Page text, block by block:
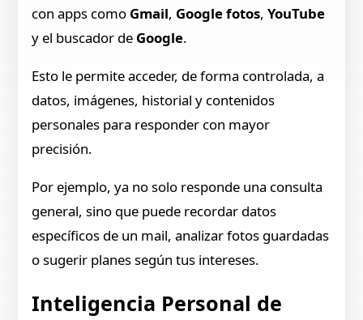
con apps como Gmail, Google fotos,YouTube
y el buscador de Google.
Esto le permite acceder, de forma controlada, a
datos, imágenes, historial y contenidos
personales para responder con mayor
precisión.
Por ejemplo, ya no solo responde una consulta
general, sino que puede recordar datos
específicos de un mail, analizar fotos guardadas
o sugerir planes según tus intereses.
Inteligencia Personal de